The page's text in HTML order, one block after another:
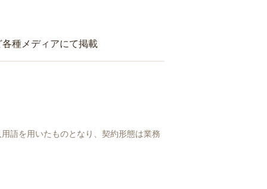
種メディアにて掲載
語を用いたものとなり、契約形態は業務